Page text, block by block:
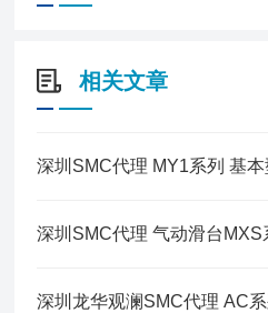
相关文章
深圳SMC代理 MY1系列 基本
深圳SMC代理 气动滑台MXS
深圳龙华观澜SMC代理 AC